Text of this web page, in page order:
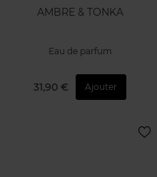
AMBRE & TONKA
Eau de parfum
31,90 € Ajouter